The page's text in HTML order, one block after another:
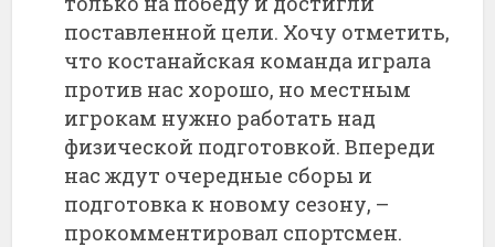
поставленной цели. Хочу отметить,
что костанайская команда играла
против нас хорошо, но местным
игрокам нужно работать над
физической подготовкой. Впереди
нас ждут очередные сборы и
подготовка к новому сезону, –
прокомментировал спортсмен.